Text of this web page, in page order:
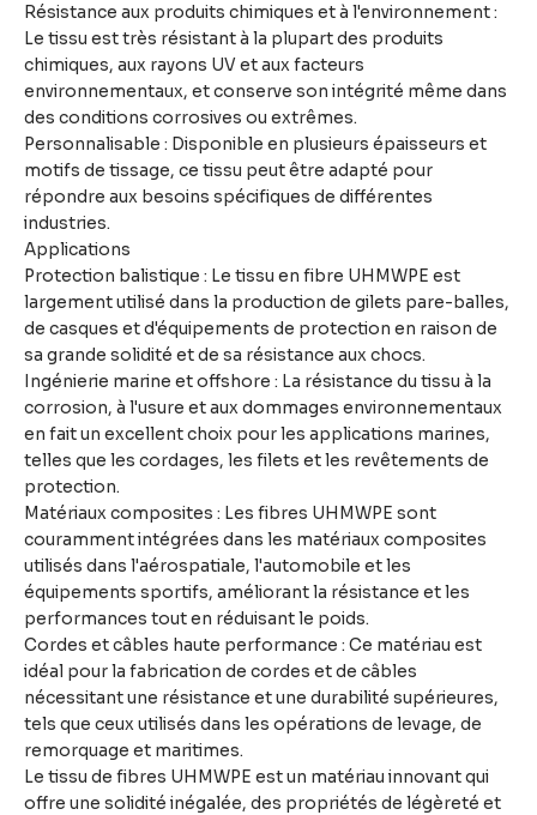
Résistance aux produits chimiques et à l'environnement :
Le tissu est très résistant à la plupart des produits
chimiques, aux rayons UV et aux facteurs
environnementaux, et conserve son intégrité même dans
des conditions corrosives ou extrêmes.
Personnalisable : Disponible en plusieurs épaisseurs et
motifs de tissage, ce tissu peut être adapté pour
répondre aux besoins spécifiques de différentes
industries.
Applications
Protection balistique : Le tissu en fibre UHMWPE est
largement utilisé dans la production de gilets pare-balles,
de casques et d'équipements de protection en raison de
sa grande solidité et de sa résistance aux chocs.
Ingénierie marine et offshore : La résistance du tissu à la
corrosion, à l'usure et aux dommages environnementaux
en fait un excellent choix pour les applications marines,
telles que les cordages, les filets et les revêtements de
protection.
Matériaux composites : Les fibres UHMWPE sont
couramment intégrées dans les matériaux composites
utilisés dans l'aérospatiale, l'automobile et les
équipements sportifs, améliorant la résistance et les
performances tout en réduisant le poids.
Cordes et câbles haute performance : Ce matériau est
idéal pour la fabrication de cordes et de câbles
nécessitant une résistance et une durabilité supérieures,
tels que ceux utilisés dans les opérations de levage, de
remorquage et maritimes.
Le tissu de fibres UHMWPE est un matériau innovant qui
offre une solidité inégalée, des propriétés de légèreté et